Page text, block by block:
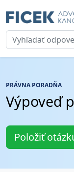
PRÁVNA PORADŇA
Výpoveď
Položiť